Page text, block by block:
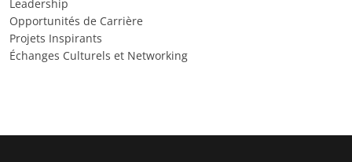
Leadership
Opportunités de Carrière
Projets Inspirants
Échanges Culturels et Networking